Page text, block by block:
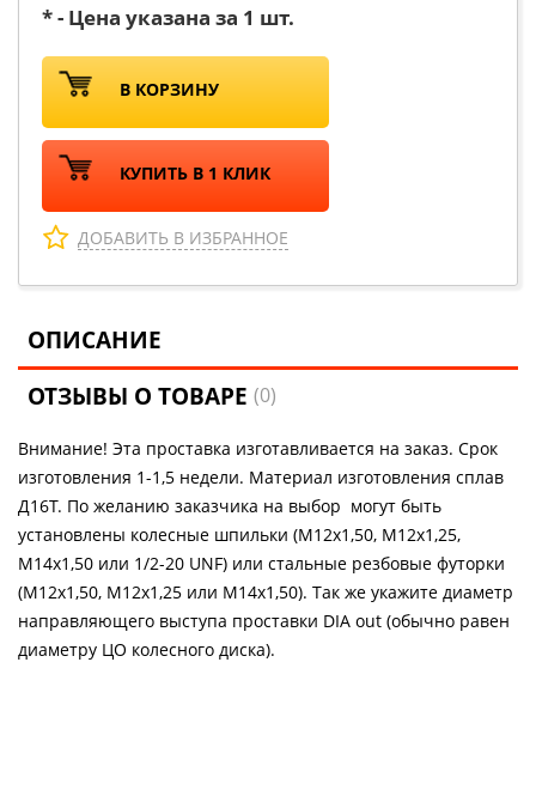
* - Цена указана за 1 шт.
В КОРЗИНУ
КУПИТЬ В 1 КЛИК
ДОБАВИТЬ В ИЗБРАННОЕ
ОПИСАНИЕ
ОТЗЫВЫ О ТОВАРЕ(0)
Внимание! Эта проставка изготавливается на заказ. Срок
изготовления 1-1,5 недели. Материал изготовления сплав
Д16Т. По желанию заказчика на выбор могут быть
установлены колесные шпильки (М12х1,50, М12х1,25,
М14х1,50 или 1/2-20 UNF) или стальные резбовые футорки
(М12х1,50, М12х1,25 или М14х1,50). Так же укажите диаметр
направляющего выступа проставки DIA out (обычно равен
диаметру ЦО колесного диска).